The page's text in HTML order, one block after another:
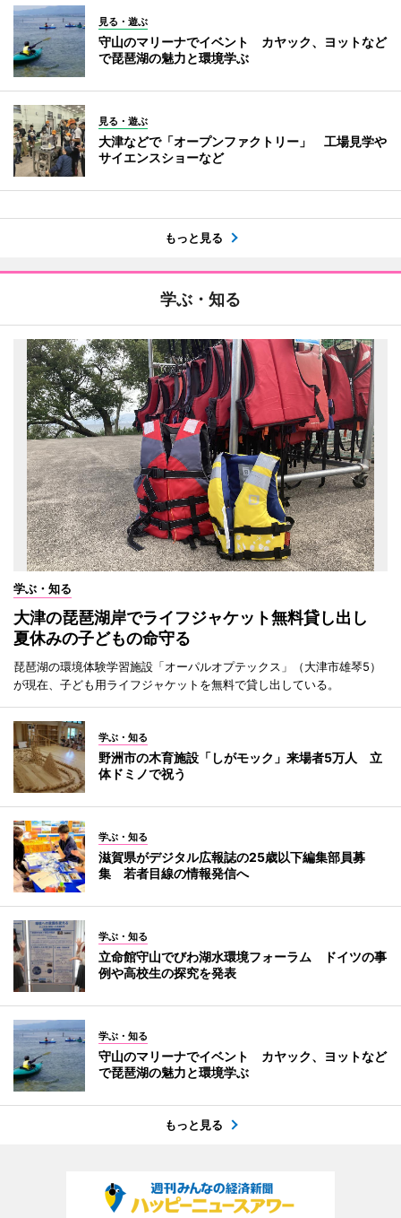
見る・遊ぶ
守山のマリーナでイベント カヤック、ヨットなど
で琵琶湖の魅力と環境学ぶ
見る・遊ぶ
大津などで「オープンファクトリー」 工場見学や
サイエンスショーなど
もっと見る
学ぶ・知る
学ぶ・知る
大津の琵琶湖岸でライフジャケット無料貸し出し
夏休みの子どもの命守る
琵琶湖の環境体験学習施設「オーパルオプテックス」（大津市雄琴5）
が現在、子ども用ライフジャケットを無料で貸し出している。
学ぶ・知る
野洲市の木育施設「しがモック」来場者5万人 立
体ドミノで祝う
学ぶ・知る
滋賀県がデジタル広報誌の25歳以下編集部員募
集 若者目線の情報発信へ
学ぶ・知る
立命館守山でびわ湖水環境フォーラム ドイツの事
例や高校生の探究を発表
学ぶ・知る
守山のマリーナでイベント カヤック、ヨットなど
で琵琶湖の魅力と環境学ぶ
もっと見る